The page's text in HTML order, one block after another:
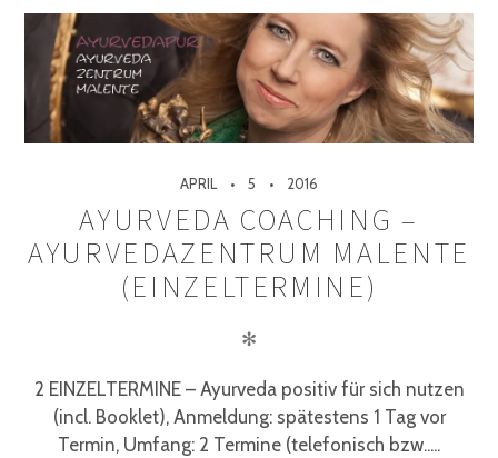
APRIL 5 2016
AYURVEDA COACHING –
AYURVEDAZENTRUM MALENTE
(EINZELTERMINE)
✻
2 EINZELTERMINE – Ayurveda positiv für sich nutzen
(incl. Booklet), Anmeldung: spätestens 1 Tag vor
Termin, Umfang: 2 Termine (telefonisch bzw.....